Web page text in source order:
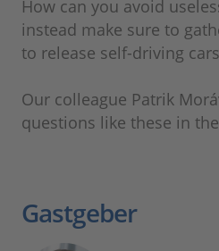
How can you avoid
instead make sure to
to release self-driving
Our colleague Patrik
questions like these in
Gastgeber